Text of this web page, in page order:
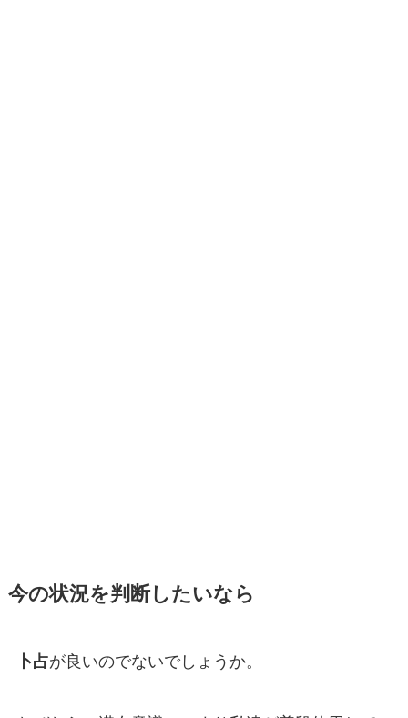
今の状況を判断したいなら
卜占が良いのでないでしょうか。